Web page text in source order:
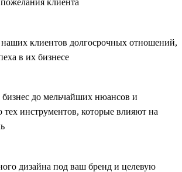
клиента
клиентов долгосрочных отношений,
в их бизнесе
до мельчайших нюансов и
тех инструментов, которые влияют на
дизайна под ваш бренд и целевую